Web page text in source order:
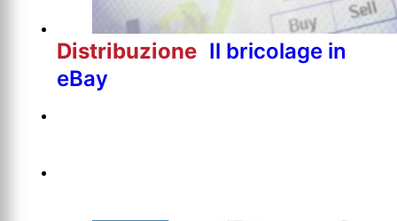
Distribuzione Il bricolage in
eBay